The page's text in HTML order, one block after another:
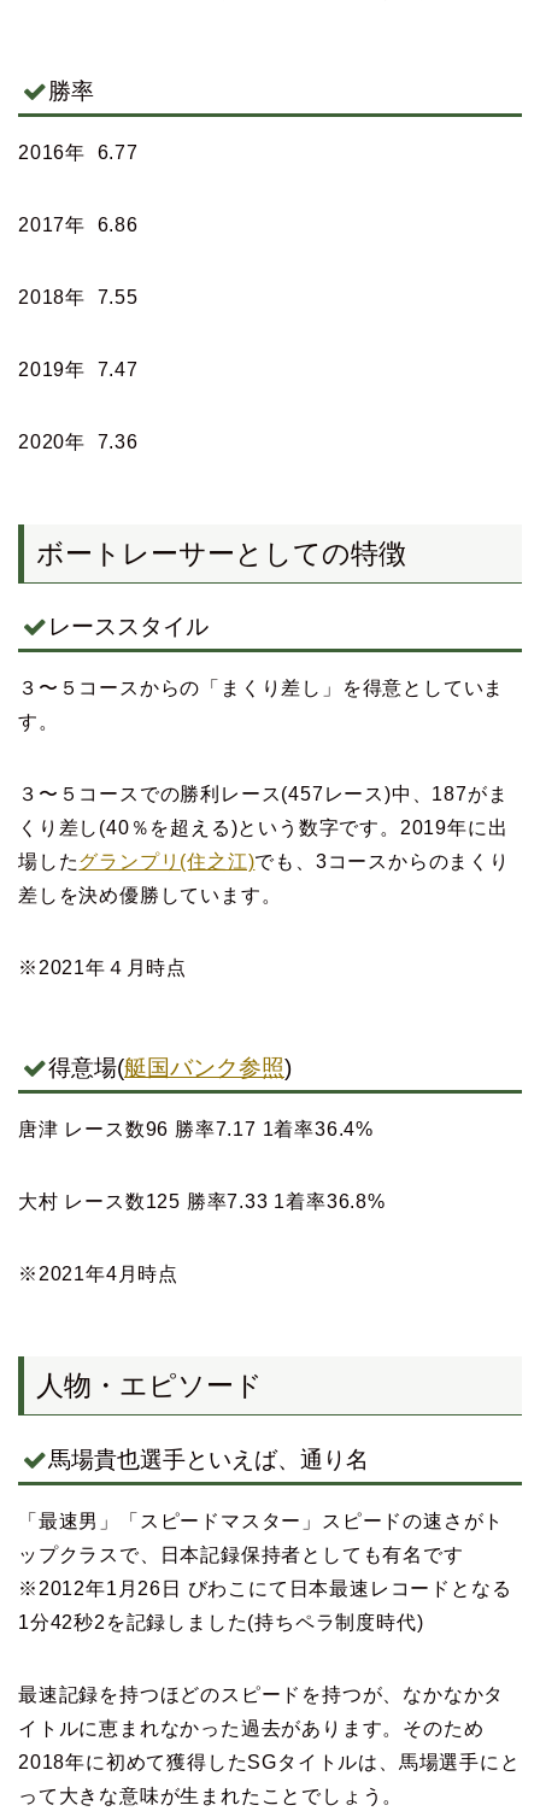
勝率
2016年 6.77
2017年 6.86
2018年 7.55
2019年 7.47
2020年 7.36
ボートレーサーとしての特徴
レーススタイル
３〜５コースからの「まくり差し」を得意としていま
す。
３〜５コースでの勝利レース(457レース)中、187がま
くり差し(40％を超える)という数字です。2019年に出
場したグランプリ(住之江)でも、3コースからのまくり
差しを決め優勝しています。
※2021年４月時点
得意場(艇国バンク参照)
唐津 レース数96 勝率7.17 1着率36.4%
大村 レース数125 勝率7.33 1着率36.8%
※2021年4月時点
人物・エピソード
馬場貴也選手といえば、通り名
「最速男」「スピードマスター」スピードの速さがト
ップクラスで、日本記録保持者としても有名です
※2012年1月26日 びわこにて日本最速レコードとなる
1分42秒2を記録しました(持ちペラ制度時代)
最速記録を持つほどのスピードを持つが、なかなかタ
イトルに恵まれなかった過去があります。そのため
2018年に初めて獲得したSGタイトルは、馬場選手にと
って大きな意味が生まれたことでしょう。